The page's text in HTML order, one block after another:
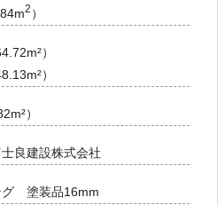
2 ）
）
）
）
良建設株式会社
グ 塗装品16mm